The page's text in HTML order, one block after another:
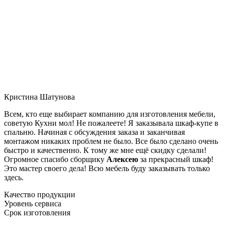
Кристина Шатунова
Всем, кто еще выбирает компанию для изготовления мебели,
советую Кухни мол! Не пожалеете! Я заказывала шкаф-купе в
спальню. Начиная с обсуждения заказа и заканчивая
монтажом никаких проблем не было. Все было сделано очень
быстро и качественно. К тому же мне ещё скидку сделали!
Огромное спасибо сборщику Алексею за прекрасный шкаф!
Это мастер своего дела! Всю мебель буду заказывать только
здесь.
Качество продукции
Уровень сервиса
Срок изготовления